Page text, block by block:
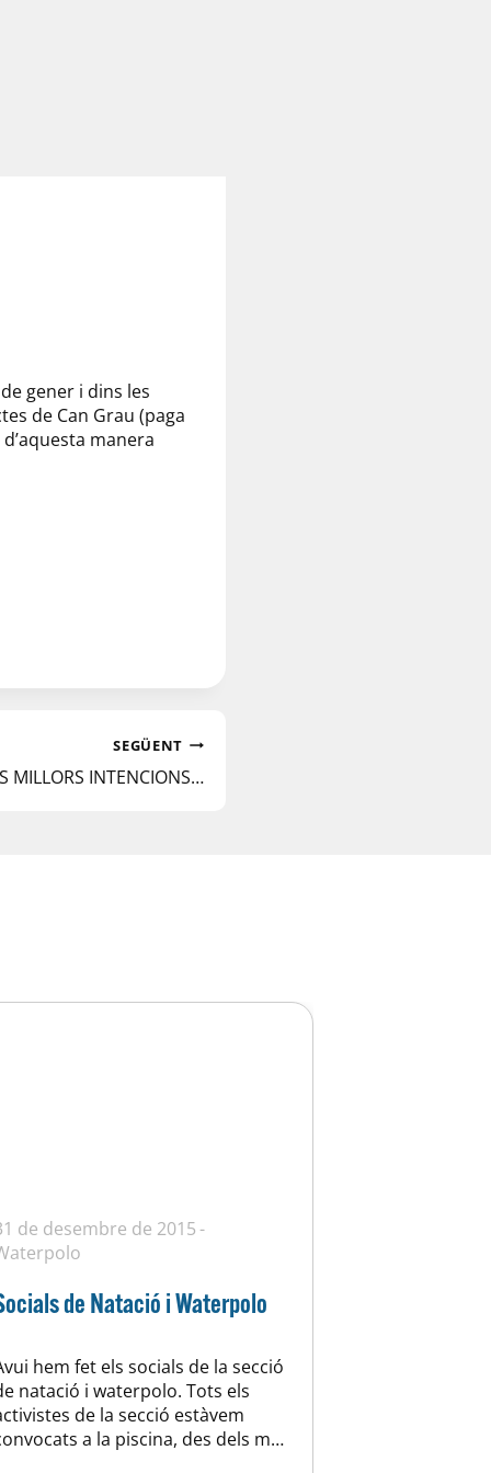
gener i dins les
de Can Grau (paga
manera
SEGÜENT
MILLORS INTENCIONS…
de desembre de 2015
de Natació i Waterpolo
hem fet els socials de la secció
natació i waterpolo. Tots els
de la secció estàvem
a la piscina, des dels més